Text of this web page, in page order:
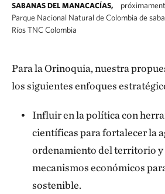
SABANAS DEL MANACACÍAS,
Parque Nacional Natural de Colombia de
Ríos TNC Colombia
Para la Orinoquia, nuestra
los siguientes enfoques
Influir en la política con
científicas para fortalecer la
ordenamiento del territorio
mecanismos económicos
sostenible.